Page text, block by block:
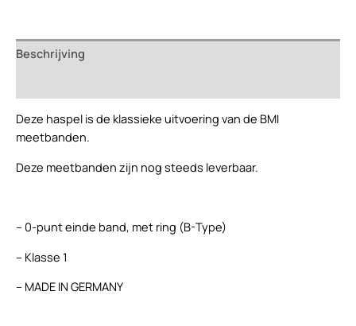
geplastificeerd
staal
Beschrijving
Deze haspel is de klassieke uitvoering van de BMI
meetbanden.
Deze meetbanden zijn nog steeds leverbaar.
– 0-punt einde band, met ring (B-Type)
– Klasse 1
– MADE IN GERMANY